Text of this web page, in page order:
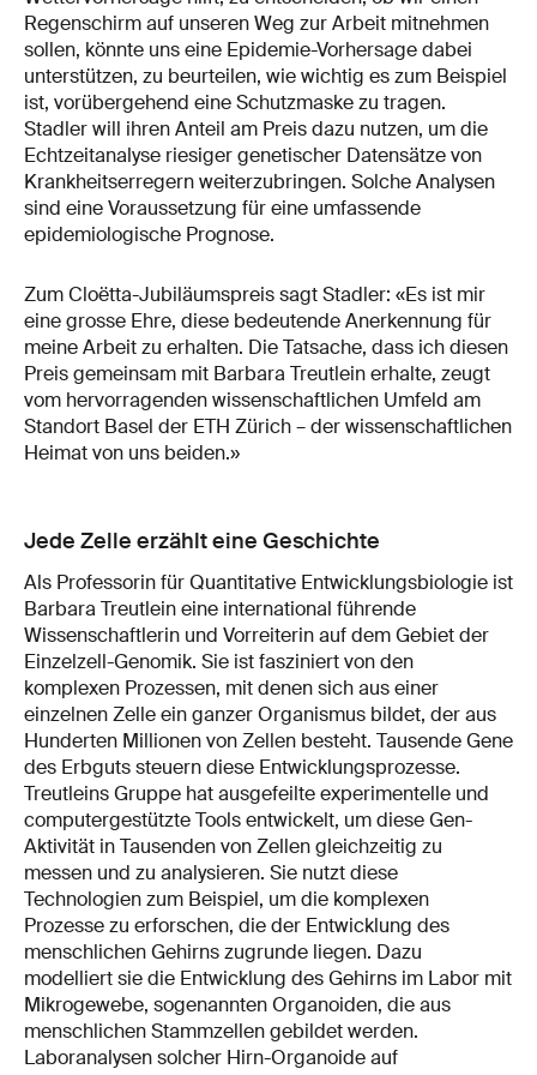
Regenschirm auf unseren Weg zur Arbeit mitnehmen
sollen, könnte uns eine Epidemie-Vorhersage dabei
unterstützen, zu beurteilen, wie wichtig es zum Beispiel
ist, vorübergehend eine Schutzmaske zu tragen.
Stadler will ihren Anteil am Preis dazu nutzen, um die
Echtzeitanalyse riesiger genetischer Datensätze von
Krankheitserregern weiterzubringen. Solche Analysen
sind eine Voraussetzung für eine umfassende
epidemiologische Prognose.
Zum Cloëtta-Jubiläumspreis sagt Stadler: «Es ist mir
eine grosse Ehre, diese bedeutende Anerkennung für
meine Arbeit zu erhalten. Die Tatsache, dass ich diesen
Preis gemeinsam mit Barbara Treutlein erhalte, zeugt
vom hervorragenden wissenschaftlichen Umfeld am
Standort Basel der ETH Zürich – der wissenschaftlichen
Heimat von uns beiden.»
Jede Zelle erzählt eine Geschichte
Als Professorin für Quantitative Entwicklungsbiologie ist
Barbara Treutlein eine international führende
Wissenschaftlerin und Vorreiterin auf dem Gebiet der
Einzelzell-Genomik. Sie ist fasziniert von den
komplexen Prozessen, mit denen sich aus einer
einzelnen Zelle ein ganzer Organismus bildet, der aus
Hunderten Millionen von Zellen besteht. Tausende Gene
des Erbguts steuern diese Entwicklungsprozesse.
Treutleins Gruppe hat ausgefeilte experimentelle und
computergestützte Tools entwickelt, um diese Gen-
Aktivität in Tausenden von Zellen gleichzeitig zu
messen und zu analysieren. Sie nutzt diese
Technologien zum Beispiel, um die komplexen
Prozesse zu erforschen, die der Entwicklung des
menschlichen Gehirns zugrunde liegen. Dazu
modelliert sie die Entwicklung des Gehirns im Labor mit
Mikrogewebe, sogenannten Organoiden, die aus
menschlichen Stammzellen gebildet werden.
Laboranalysen solcher Hirn-Organoide auf